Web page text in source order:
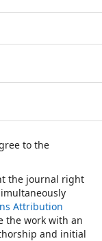
to the
the journal right
Attribution
the work with an
and initial